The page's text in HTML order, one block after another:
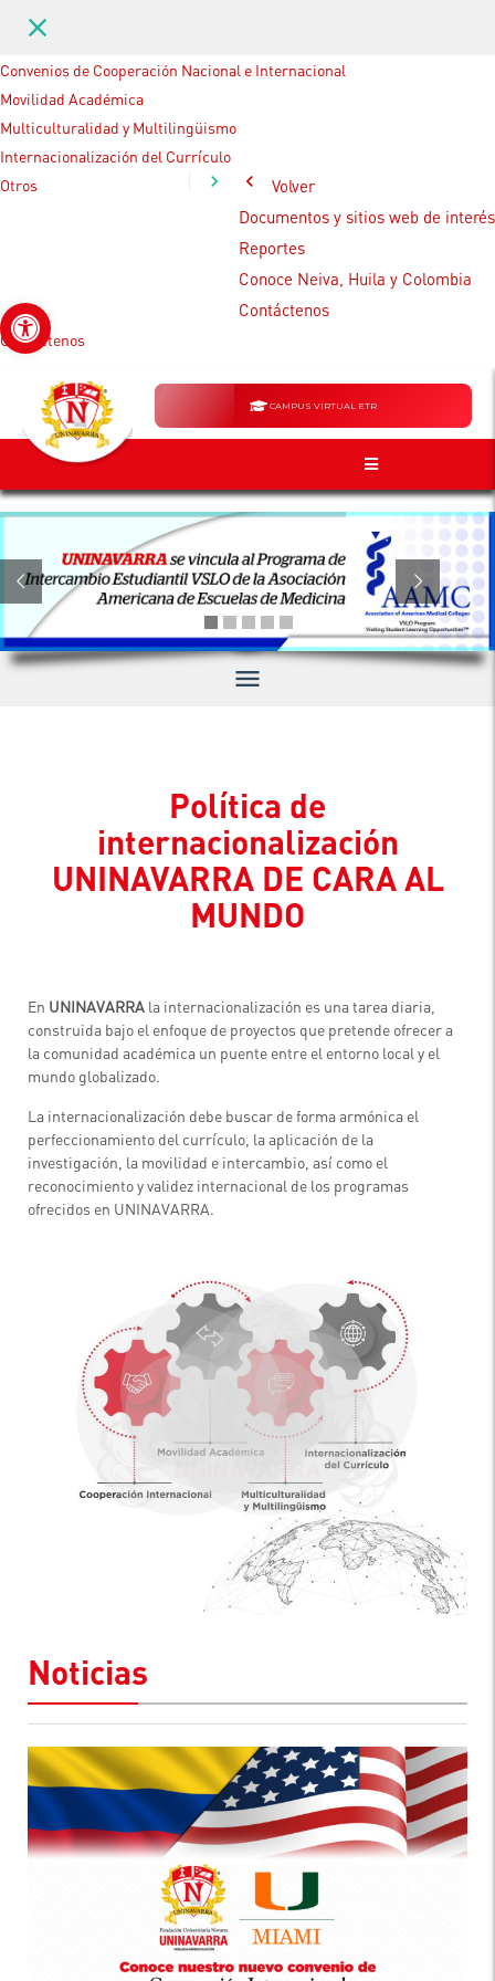
clear
Convenios de Cooperación Nacional e Internacional
Movilidad Académica
Multiculturalidad y Multilingüismo
Internacionalización del Currículo
Otros
Volver
Documentos y sitios web de interés
Reportes
Conoce Neiva, Huila y Colombia
Contáctenos
Contáctenos
Abrir barra de herramientas
CAMPUS VIRTUAL ETR
menu
Política de
internacionalización
UNINAVARRA DE CARA AL
MUNDO
En UNINAVARRA la internacionalización es una tarea diaria,
construida bajo el enfoque de proyectos que pretende ofrecer a
la comunidad académica un puente entre el entorno local y el
mundo globalizado.
La internacionalización debe buscar de forma armónica el
perfeccionamiento del currículo, la aplicación de la
investigación, la movilidad e intercambio, así como el
reconocimiento y validez internacional de los programas
ofrecidos en UNINAVARRA.
Noticias